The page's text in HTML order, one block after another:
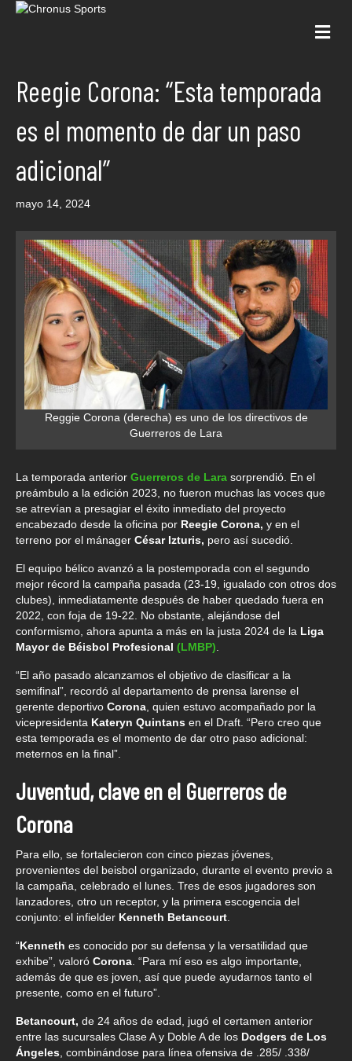
Reegie Corona: “Esta temporada
es el momento de dar un paso
adicional”
mayo 14, 2024
Reggie Corona (derecha) es uno de los directivos de
Guerreros de Lara
La temporada anterior Guerreros de Lara sorprendió. En el
preámbulo a la edición 2023, no fueron muchas las voces que
se atrevían a presagiar el éxito inmediato del proyecto
encabezado desde la oficina por Reegie Corona, y en el
terreno por el mánager César Izturis, pero así sucedió.
El equipo bélico avanzó a la postemporada con el segundo
mejor récord la campaña pasada (23-19, igualado con otros dos
clubes), inmediatamente después de haber quedado fuera en
2022, con foja de 19-22. No obstante, alejándose del
conformismo, ahora apunta a más en la justa 2024 de la Liga
Mayor de Béisbol Profesional (LMBP).
“El año pasado alcanzamos el objetivo de clasificar a la
semifinal”, recordó al departamento de prensa larense el
gerente deportivo Corona, quien estuvo acompañado por la
vicepresidenta Kateryn Quintans en el Draft. “Pero creo que
esta temporada es el momento de dar otro paso adicional:
meternos en la final”.
Juventud, clave en el Guerreros de
Corona
Para ello, se fortalecieron con cinco piezas jóvenes,
provenientes del beisbol organizado, durante el evento previo a
la campaña, celebrado el lunes. Tres de esos jugadores son
lanzadores, otro un receptor, y la primera escogencia del
conjunto: el infielder Kenneth Betancourt.
“Kenneth es conocido por su defensa y la versatilidad que
exhibe”, valoró Corona. “Para mí eso es algo importante,
además de que es joven, así que puede ayudarnos tanto el
presente, como en el futuro”.
Betancourt, de 24 años de edad, jugó el certamen anterior
entre las sucursales Clase A y Doble A de los Dodgers de Los
Ángeles, combinándose para línea ofensiva de .285/ .338/